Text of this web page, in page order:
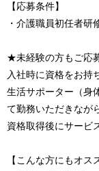
【応募条件】
・介護職員初任者研
★未経験の方もご応
入社時に資格をお持
生活サポーター（身
て勤務いただきなが
資格取得後にサービ
【こんな方にもオス